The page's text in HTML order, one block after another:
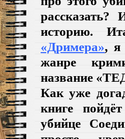
историю.
«Дримера», я
жанре
название
Как уже
книге
убийце